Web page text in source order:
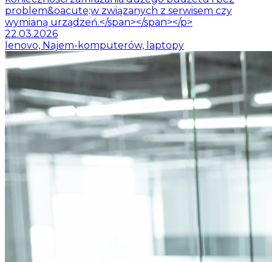
problem&oacute;w związanych z serwisem czy
wymianą urządzeń.</span></span></p>
22.03.2026
lenovo, Najem-komputerów, laptopy